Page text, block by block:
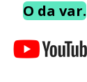
O da var.